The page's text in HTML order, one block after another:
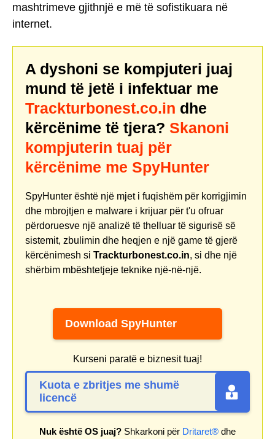
mashtrimeve gjithnjë e më të sofistikuara në
internet.
A dyshoni se kompjuteri juaj
mund të jetë i infektuar me
Trackturbonest.co.in dhe
kërcënime të tjera? Skanoni
kompjuterin tuaj për
kërcënime me SpyHunter
SpyHunter është një mjet i fuqishëm për korrigjimin
dhe mbrojtjen e malware i krijuar për t'u ofruar
përdoruesve një analizë të thelluar të sigurisë së
sistemit, zbulimin dhe heqjen e një game të gjerë
kërcënimesh si Trackturbonest.co.in, si dhe një
shërbim mbështetjeje teknike një-në-një.
Download SpyHunter
Kurseni paratë e biznesit tuaj!
Kuota e zbritjes me shumë
licencë
Nuk është OS juaj? Shkarkoni për Dritaret® dhe